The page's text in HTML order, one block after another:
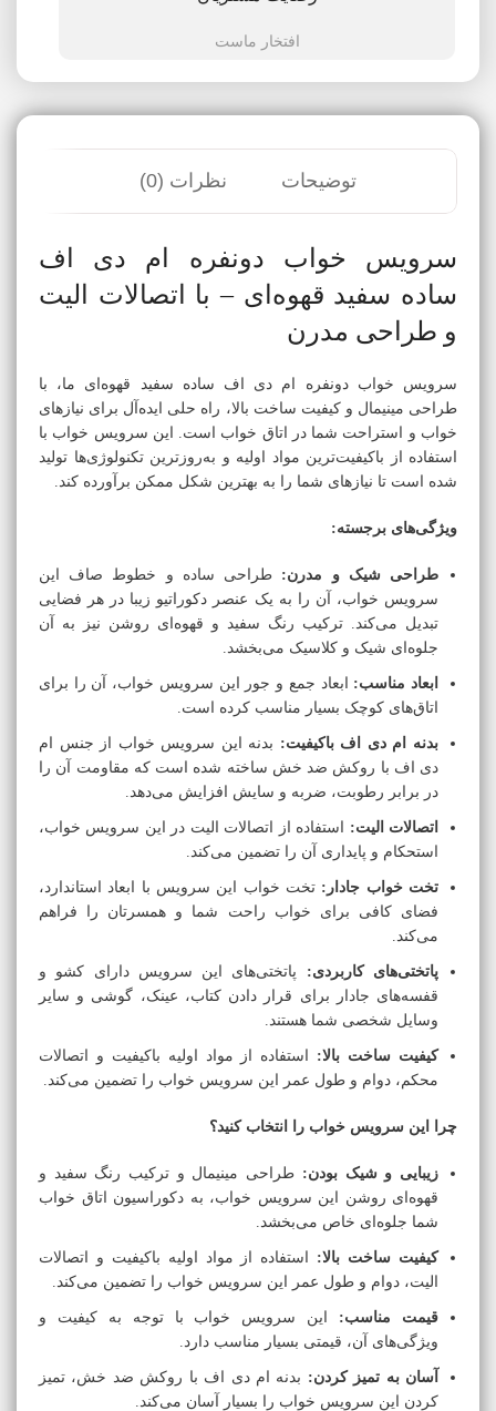
افتخار ماست
توضیحات نظرات (0)
سرویس خواب دونفره ام دی اف
ساده سفید قهوه‌ای – با اتصالات الیت
و طراحی مدرن
سرویس خواب دونفره ام دی اف ساده سفید قهوه‌ای ما، با
طراحی مینیمال و کیفیت ساخت بالا، راه حلی ایده‌آل برای نیازهای
خواب و استراحت شما در اتاق خواب است. این سرویس خواب با
استفاده از باکیفیت‌ترین مواد اولیه و به‌روزترین تکنولوژی‌ها تولید
شده است تا نیازهای شما را به بهترین شکل ممکن برآورده کند.
ویژگی‌های برجسته:
طراحی شیک و مدرن: طراحی ساده و خطوط صاف این
سرویس خواب، آن را به یک عنصر دکوراتیو زیبا در هر فضایی
تبدیل می‌کند. ترکیب رنگ سفید و قهوه‌ای روشن نیز به آن
جلوه‌ای شیک و کلاسیک می‌بخشد.
ابعاد مناسب: ابعاد جمع و جور این سرویس خواب، آن را برای
اتاق‌های کوچک بسیار مناسب کرده است.
بدنه ام دی اف باکیفیت: بدنه این سرویس خواب از جنس ام
دی اف با روکش ضد خش ساخته شده است که مقاومت آن را
در برابر رطوبت، ضربه و سایش افزایش می‌دهد.
اتصالات الیت: استفاده از اتصالات الیت در این سرویس خواب،
استحکام و پایداری آن را تضمین می‌کند.
تخت خواب جادار: تخت خواب این سرویس با ابعاد استاندارد،
فضای کافی برای خواب راحت شما و همسرتان را فراهم
می‌کند.
پاتختی‌های کاربردی: پاتختی‌های این سرویس دارای کشو و
قفسه‌های جادار برای قرار دادن کتاب، عینک، گوشی و سایر
وسایل شخصی شما هستند.
کیفیت ساخت بالا: استفاده از مواد اولیه باکیفیت و اتصالات
محکم، دوام و طول عمر این سرویس خواب را تضمین می‌کند.
چرا این سرویس خواب را انتخاب کنید؟
زیبایی و شیک بودن: طراحی مینیمال و ترکیب رنگ سفید و
قهوه‌ای روشن این سرویس خواب، به دکوراسیون اتاق خواب
شما جلوه‌ای خاص می‌بخشد.
کیفیت ساخت بالا: استفاده از مواد اولیه باکیفیت و اتصالات
الیت، دوام و طول عمر این سرویس خواب را تضمین می‌کند.
قیمت مناسب: این سرویس خواب با توجه به کیفیت و
ویژگی‌های آن، قیمتی بسیار مناسب دارد.
آسان به تمیز کردن: بدنه ام دی اف با روکش ضد خش، تمیز
کردن این سرویس خواب را بسیار آسان می‌کند.